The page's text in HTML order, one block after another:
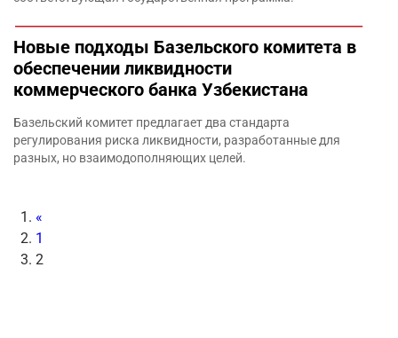
Новые подходы Базельского комитета в
обеспечении ликвидности
коммерческого банка Узбекистана
Базельский комитет предлагает два стандарта
регулирования риска ликвидности, разработанные для
разных, но взаимодополняющих целей.
«
1
2